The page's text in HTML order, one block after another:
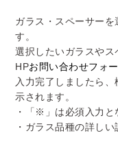
ガラス・スペーサー
す。
選択したいガラスやス
HPお問い合わせフォ
入力完了しましたら
示されます。
・「※」は必須入力と
・ガラス品種の詳しい